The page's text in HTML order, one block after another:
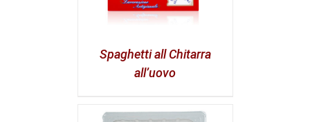
Spaghetti all Chitarra
all’uovo